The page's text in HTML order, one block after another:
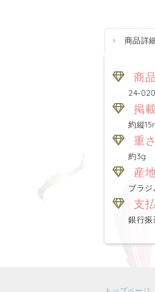
商品詳
商
24-
掲
約縦
重さ
約3g
産
ブラジ
支
銀行振